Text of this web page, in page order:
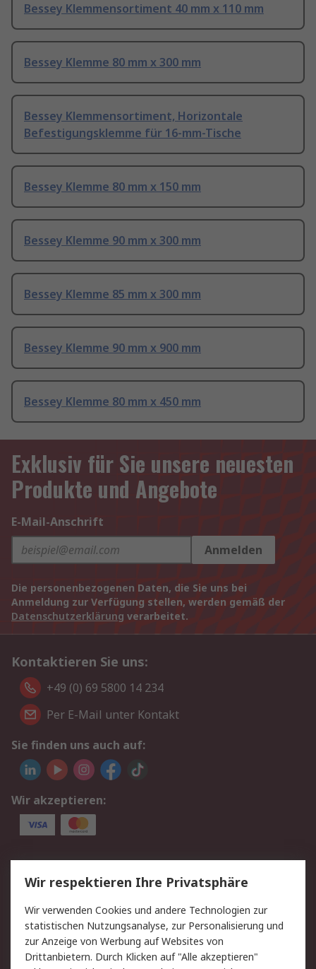
Bessey Klemmensortiment 40 mm x 110 mm
Bessey Klemme 80 mm x 300 mm
Bessey Klemmensortiment, Horizontale
Befestigungsklemme für 16-mm-Tische
Bessey Klemme 80 mm x 150 mm
Bessey Klemme 90 mm x 300 mm
Bessey Klemme 85 mm x 300 mm
Bessey Klemme 90 mm x 900 mm
Bessey Klemme 80 mm x 450 mm
Exklusiv für Sie unsere neuesten
Produkte und Angebote
E-Mail-Anschrift
Anmelden
Die personenbezogenen Daten, die Sie uns bei
Anmeldung zur Verfügung stellen, werden gemäß der
Datenschutzerklärung verarbeitet.
Kontaktieren Sie uns:
+49 (0) 69 5800 14 234
Per E-Mail unter Kontakt
Sie finden uns auch auf:
Wir akzeptieren:
Service
Value Added Services
Lieferlösungen
Rücksendungen
Kontakt
Hilfe
Privatkunden
Wir respektieren Ihre Privatsphäre
Wir verwenden Cookies und andere Technologien zur
statistischen Nutzungsanalyse, zur Personalisierung und
zur Anzeige von Werbung auf Websites von
Drittanbietern. Durch Klicken auf "Alle akzeptieren"